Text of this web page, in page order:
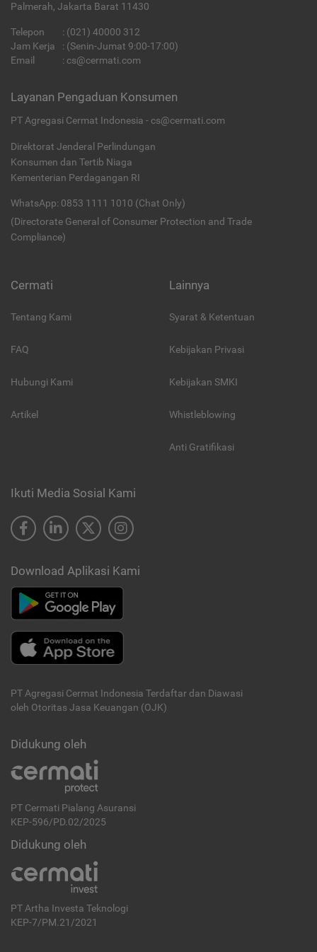
Palmerah, Jakarta Barat 11430
Telepon : (021) 40000 312
Jam Kerja
: (Senin-Jumat 9:00-17:00)
Email
: cs@cermati.com
Layanan Pengaduan Konsumen
PT Agregasi Cermat Indonesia - cs@cermati.com
Direktorat Jenderal Perlindungan
Konsumen dan Tertib Niaga
Kementerian Perdagangan RI
WhatsApp: 0853 1111 1010 (Chat Only)
(Directorate General of Consumer Protection and Trade
Compliance)
Cermati
Tentang Kami
FAQ
Hubungi Kami
Artikel
Lainnya
Syarat & Ketentuan
Kebijakan Privasi
Kebijakan SMKI
Whistleblowing
Anti Gratifikasi
Ikuti Media Sosial Kami
Download Aplikasi Kami
PT Agregasi Cermat Indonesia Terdaftar dan Diawasi
oleh Otoritas Jasa Keuangan (OJK)
Didukung oleh
PT Cermati Pialang Asuransi
KEP-596/PD.02/2025
Didukung oleh
PT Artha Investa Teknologi
KEP-7/PM.21/2021